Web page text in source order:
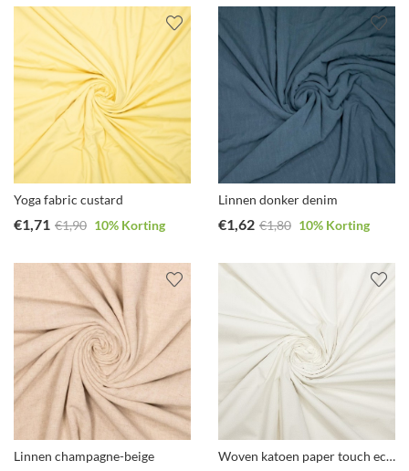
Yoga fabric custard
€1,71 €1,90 10% Korting
Linnen donker denim
€1,62 €1,80 10% Korting
Linnen champagne-beige Woven katoen paper touch ecru